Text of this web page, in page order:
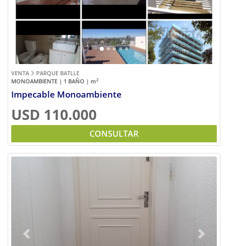
VENTA
PARQUE BATLLE
MONOAMBIENTE | 1 BAÑO | m2
Impecable Monoambiente
USD 110.000
CONSULTAR
Previous Next